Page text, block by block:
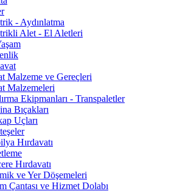
- Aydınlatma
Alet - El Aletleri
Malzeme ve Gereçleri
Malzemeleri
Ekipmanları - Transpaletler
Bıçakları
Uçları
Hırdavatı
Hırdavatı
ve Yer Döşemeleri
Çantası ve Hizmet Dolabı